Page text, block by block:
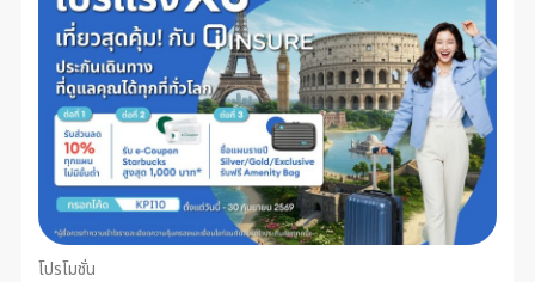
โปรโมชั่น